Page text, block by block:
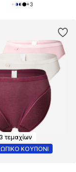
+3
τεμαχίων
ΚΟΥΠΟΝΙ